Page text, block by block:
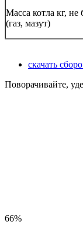
Масса котла кг, не
(газ, мазут)
скачать
Поворачивайте,
66%